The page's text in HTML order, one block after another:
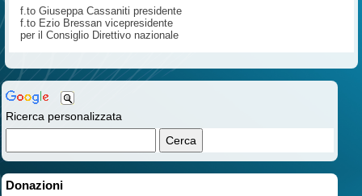
Ricerca personalizzata
Donazioni
f.to Giuseppa Cassaniti presidente
f.to Ezio Bressan vicepresidente
per il Consiglio Direttivo nazionale